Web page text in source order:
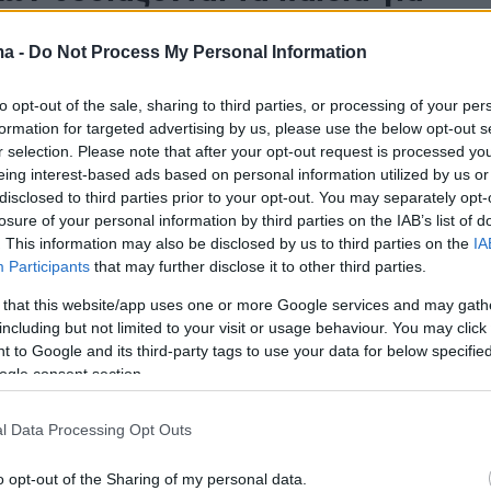
- Do Not Process My Personal Information
opt-out of the sale, sharing to third parties, or processing of your
for targeted advertising by us, please use the below opt-out
selection. Please note that after your opt-out request is processed
interest-based ads based on personal information utilized by us
to third parties prior to your opt-out. You may separately
of your personal information by third parties on the IAB’s list of
This information may also be disclosed by us to third parties on the
Participants that may further disclose it to other third parties.
that this website/app uses one or more Google services and may
but not limited to your visit or usage behaviour. You may
to Google and its third-party tags to use your data for below
consent section.
Data Processing Opt Outs
opt-out of the Sharing of my personal data.
ομοφύλων – Επικαλείται εργασία που λέει ότι «τα
σύζευξης ορφανεύουν πολλές φορές» και
αυξημένα ποσοστά ενδοοικογενειακής βίας
Σεραφείμ κατά
Επαίρεται δημοσίως ως
με τον ατυχή νεανία που
«σύζυγόν» του
κάθε άνθρωπο και τιμά τη θεόσδοτη ελευθερία
είναι ο ασφαλέστατος δρόμος για τις